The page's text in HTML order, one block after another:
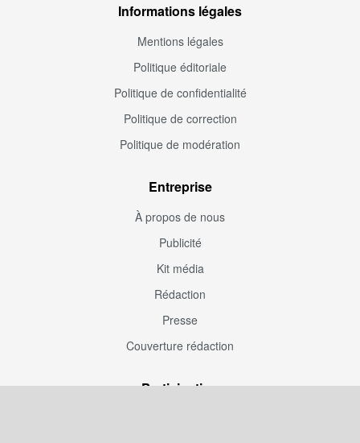
Informations légales
Mentions légales
Politique éditoriale
Politique de confidentialité
Politique de correction
Politique de modération
Entreprise
À propos de nous
Publicité
Kit média
Rédaction
Presse
Couverture rédaction
Participation